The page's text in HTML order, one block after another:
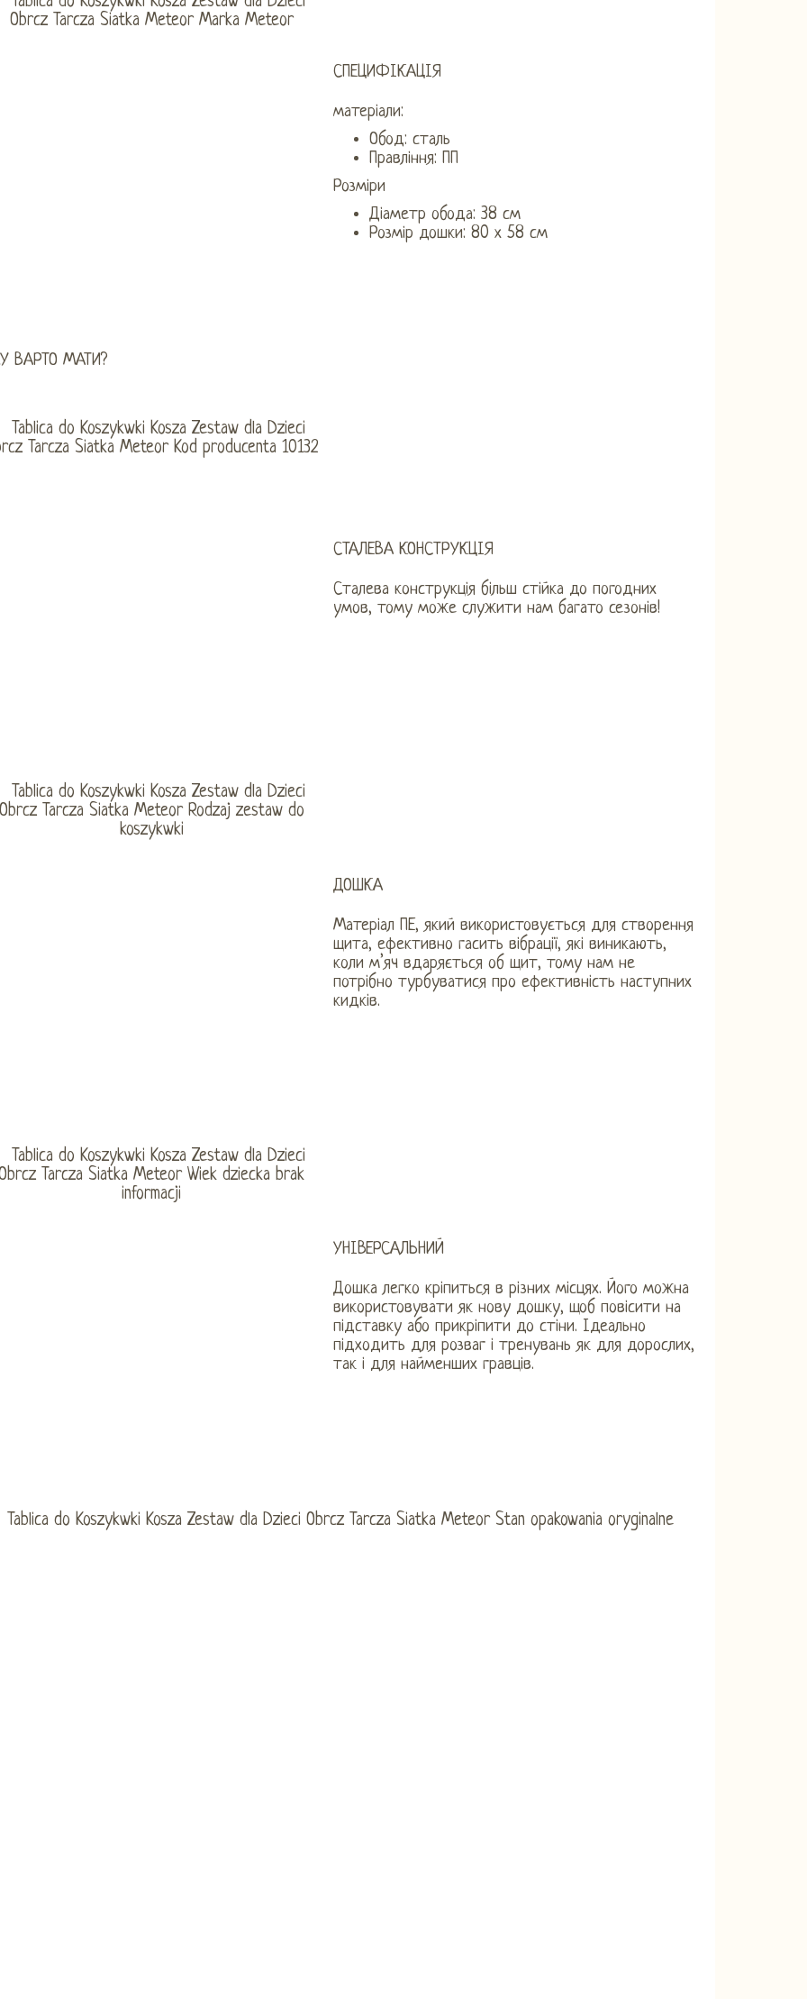
СПЕЦИФІКАЦІЯ
матеріали:
Обод: сталь
Правління: ПП
Розміри
Діаметр обода: 38 см
Розмір дошки: 80 х 58 см
ВАРТО МАТИ?
СТАЛЕВА КОНСТРУКЦІЯ
Сталева конструкція більш стійка до погодних
умов, тому може служити нам багато сезонів!
ДОШКА
Матеріал ПЕ, який використовується для створення
щита, ефективно гасить вібрації, які виникають,
коли м’яч вдаряється об щит, тому нам не
потрібно турбуватися про ефективність наступних
кидків.
УНІВЕРСАЛЬНИЙ
Дошка легко кріпиться в різних місцях. Його можна
використовувати як нову дошку, щоб повісити на
підставку або прикріпити до стіни. Ідеально
підходить для розваг і тренувань як для дорослих,
так і для найменших гравців.